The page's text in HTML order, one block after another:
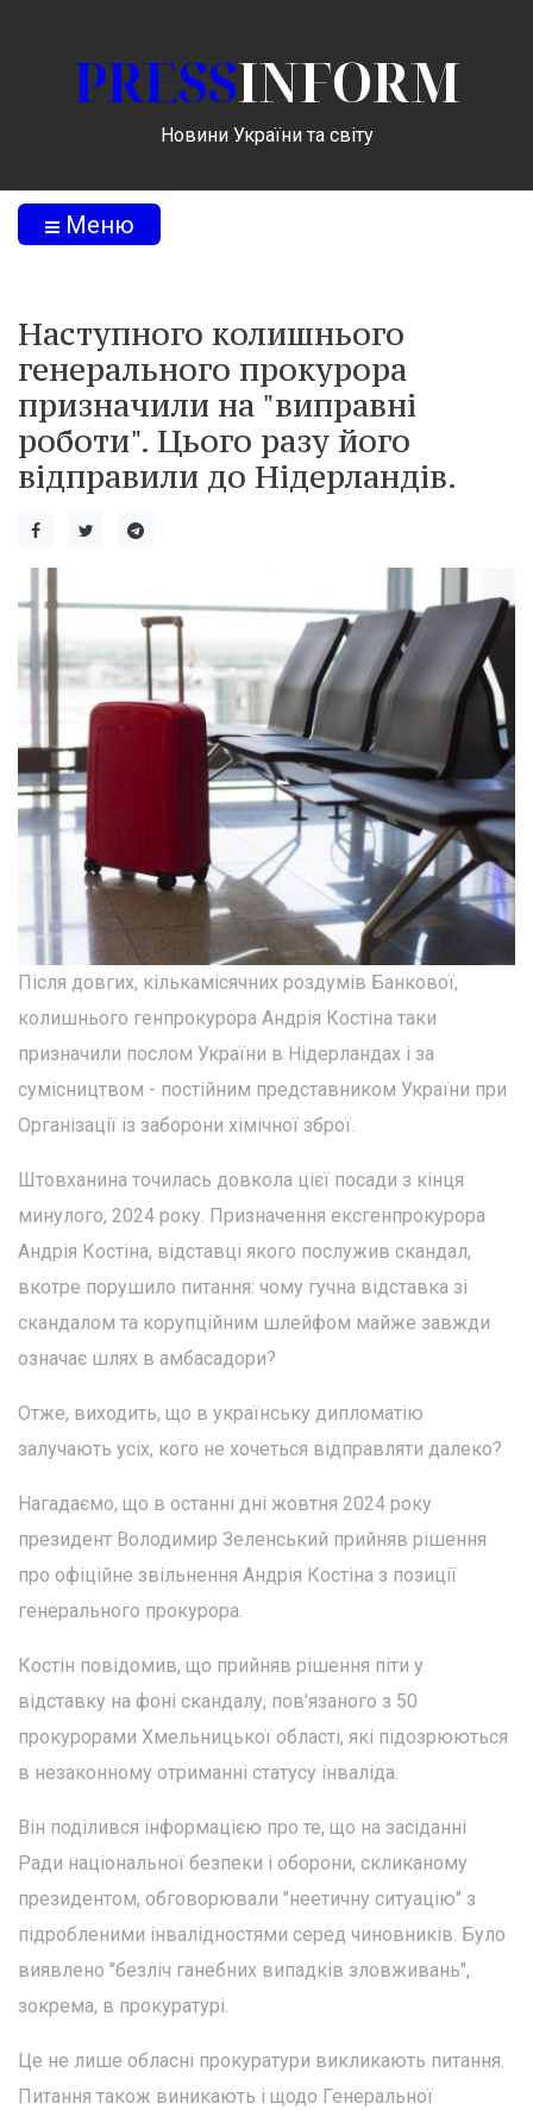
PRESSINFORM
Новини України та світу
Меню
Наступного колишнього
генерального прокурора
призначили на "виправні
роботи". Цього разу його
відправили до Нідерландів.
Після довгих, кількамісячних роздумів Банкової,
колишнього генпрокурора Андрія Костіна таки
призначили послом України в Нідерландах і за
сумісництвом - постійним представником України при
Організації із заборони хімічної зброї.
Штовханина точилась довкола цієї посади з кінця
минулого, 2024 року. Призначення ексгенпрокурора
Андрія Костіна, відставці якого послужив скандал,
вкотре порушило питання: чому гучна відставка зі
скандалом та корупційним шлейфом майже завжди
означає шлях в амбасадори?
Отже, виходить, що в українську дипломатію
залучають усіх, кого не хочеться відправляти далеко?
Нагадаємо, що в останні дні жовтня 2024 року
президент Володимир Зеленський прийняв рішення
про офіційне звільнення Андрія Костіна з позиції
генерального прокурора.
Костін повідомив, що прийняв рішення піти у
відставку на фоні скандалу, пов'язаного з 50
прокурорами Хмельницької області, які підозрюються
в незаконному отриманні статусу інваліда.
Він поділився інформацією про те, що на засіданні
Ради національної безпеки і оборони, скликаному
президентом, обговорювали "неетичну ситуацію" з
підробленими інвалідностями серед чиновників. Було
виявлено "безліч ганебних випадків зловживань",
зокрема, в прокуратурі.
Це не лише обласні прокуратури викликають питання.
Питання також виникають і щодо Генеральної